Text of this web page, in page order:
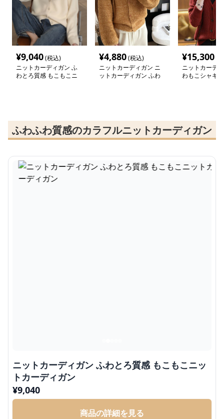
¥9,040(税込)
ニットカーディガン ふ
わとろ質感 もこもこニ
¥4,880(税込)
ニットカーディガン ニ
ットカーディガン ふわ
¥15,300
ニットカーデ
わもこシャギ
ふわふわ質感のカラフルニットカーディガン
ニットカーディガン ふわとろ質感 もこもこニッ
トカーディガン
¥9,040
商品の詳細を見る